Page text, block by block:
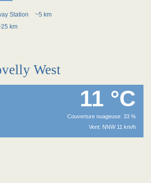
Station
~5 km
km
West
11 °C
Couverture nuageuse: 33 %
Vent: NNW 11 km/h